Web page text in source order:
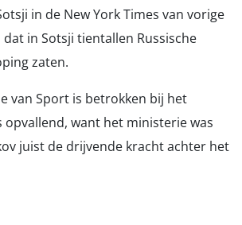
in de New York Times van vorige
dat in Sotsji tientallen Russische
zaten.
van Sport is betrokken bij het
opvallend, want het ministerie was
juist de drijvende kracht achter het